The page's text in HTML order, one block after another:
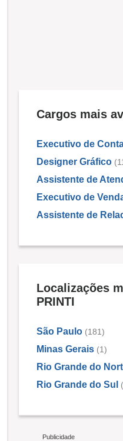
Cargos mais
Executivo de
Designer Gráfico
Assistente de
Executivo de
Assistente de
Localizações
PRINTI
São Paulo (181)
Minas Gerais (1)
Rio Grande do
Rio Grande do Sul